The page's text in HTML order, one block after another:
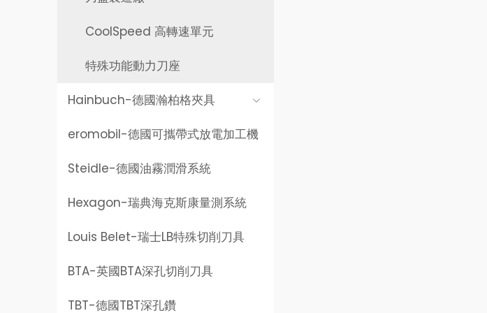
CoolSpeed 高轉速單元
特殊功能動力刀座
Hainbuch-德國瀚柏格夾具
eromobil-德國可攜帶式放電加工機
Steidle-德國油霧潤滑系統
Hexagon-瑞典海克斯康量測系統
Louis Belet-瑞士LB特殊切削刀具
BTA-英國BTA深孔切削刀具
TBT-德國TBT深孔鑽